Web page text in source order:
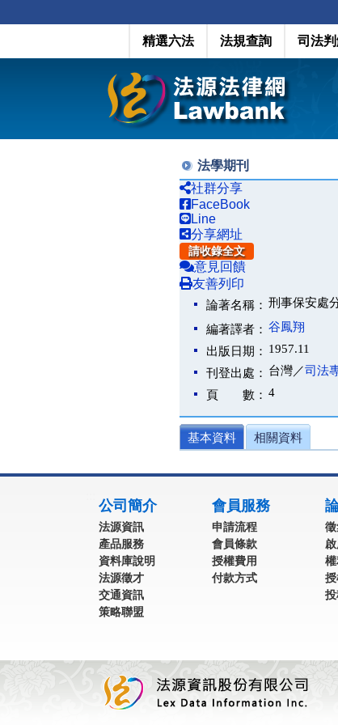
精選六法 法規查詢 司法
法學期刊
社群分享
FaceBook
Line
分享網址
請收錄全文
意見回饋
友善列印
論著名稱： 刑事保安處
編著譯者： 谷鳳翔
出版日期： 1957.11
刊登出處： 台灣／司法
頁 數： 4
基本資料 相關資料
公司簡介
法源資訊
產品服務
資料庫說明
法源徵才
交通資訊
策略聯盟
會員服務
申請流程
會員條款
授權費用
付款方式